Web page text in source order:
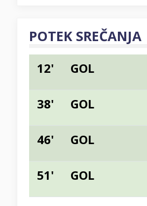
POTEK SREČANJA
12' GOL
38' GOL
46' GOL
51' GOL